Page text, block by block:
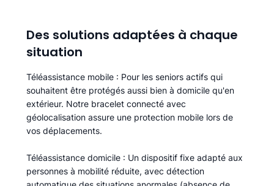
Des solutions adaptées à chaque
situation
Téléassistance mobile : Pour les seniors actifs qui
souhaitent être protégés aussi bien à domicile qu'en
extérieur. Notre bracelet connecté avec
géolocalisation assure une protection mobile lors de
vos déplacements.
Téléassistance domicile : Un dispositif fixe adapté aux
personnes à mobilité réduite, avec détection